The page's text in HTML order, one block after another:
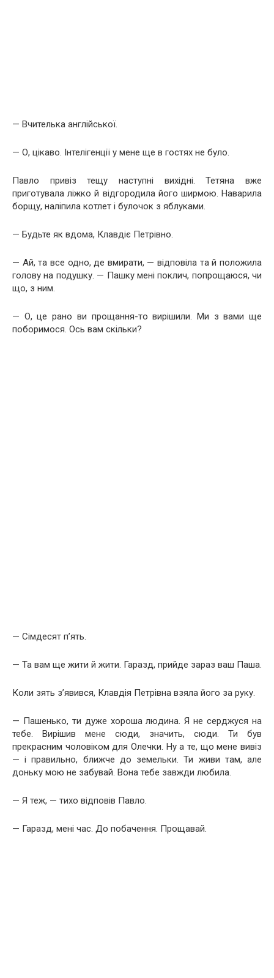
— Вчителька англійської.
— О, цікаво. Інтелігенції у мене ще в гостях не було.
Павло привіз тещу наступні вихідні. Тетяна вже
приготувала ліжко й відгородила його ширмою. Наварила
борщу, наліпила котлет і булочок з яблуками.
— Будьте як вдома, Клавдіє Петрівно.
— Ай, та все одно, де вмирати, — відповіла та й положила
голову на подушку. — Пашку мені поклич, попрощаюся, чи
що, з ним.
— О, це рано ви прощання-то вирішили. Ми з вами ще
поборимося. Ось вам скільки?
— Сімдесят п’ять.
— Та вам ще жити й жити. Гаразд, прийде зараз ваш Паша.
Коли зять з’явився, Клавдія Петрівна взяла його за руку.
— Пашенько, ти дуже хороша людина. Я не серджуся на
тебе. Вирішив мене сюди, значить, сюди. Ти був
прекрасним чоловіком для Олечки. Ну а те, що мене вивіз
— і правильно, ближче до земельки. Ти живи там, але
доньку мою не забувай. Вона тебе завжди любила.
— Я теж, — тихо відповів Павло.
— Гаразд, мені час. До побачення. Прощавай.